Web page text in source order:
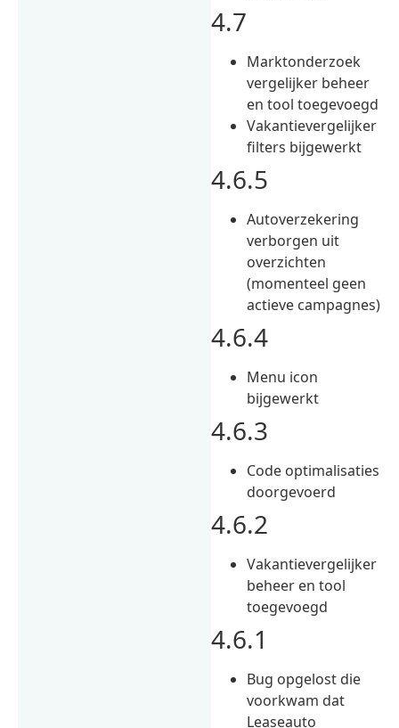
4.7
Marktonderzoek
vergelijker beheer
en tool toegevoegd
Vakantievergelijker
filters bijgewerkt
4.6.5
Autoverzekering
verborgen uit
overzichten
(momenteel geen
actieve campagnes)
4.6.4
Menu icon
bijgewerkt
4.6.3
Code optimalisaties
doorgevoerd
4.6.2
Vakantievergelijker
beheer en tool
toegevoegd
4.6.1
Bug opgelost die
voorkwam dat
Leaseauto